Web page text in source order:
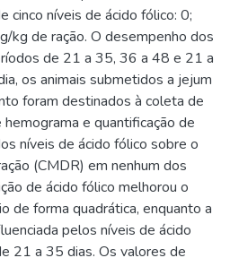
cinco níveis de ácido fólico: 0;
kg de ração. O desempenho dos
de 21 a 35, 36 a 48 e 21 a
os animais submetidos a jejum
foram destinados à coleta de
e quantificação de
níveis de ácido fólico sobre o
(CMDR) em nenhum dos
de ácido fólico melhorou o
de forma quadrática, enquanto a
pelos níveis de ácido
21 a 35 dias. Os valores de